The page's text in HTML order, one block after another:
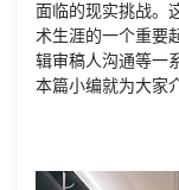
面临的现实挑战。
术生涯的一个重要
辑审稿人沟通等一
本篇小编就为大家